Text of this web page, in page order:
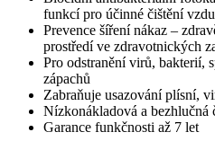
funkcí pro účinné čištění
Prevence šíření nákaz –
prostředí ve zdravotnických
Pro odstranění virů, bakterií,
zápachů
Zabraňuje usazování plísní,
Nízkonákladová a bezhlučná
Garance funkčnosti až 7 let